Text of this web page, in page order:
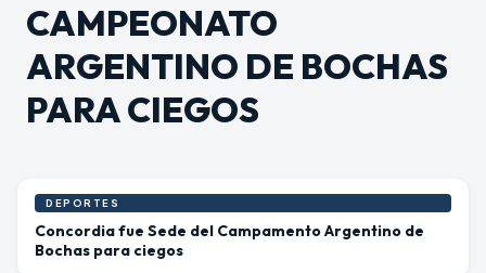
CAMPEONATO
ARGENTINO DE BOCHAS
PARA CIEGOS
DEPORTES
Concordia fue Sede del Campamento Argentino de
Bochas para ciegos